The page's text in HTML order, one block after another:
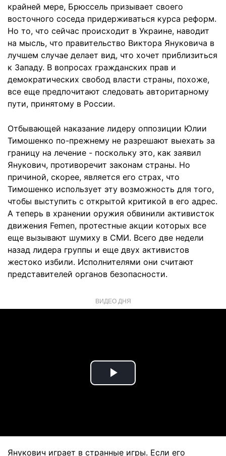
крайней мере, Брюссель призывает своего
восточного соседа придерживаться курса реформ.
Но то, что сейчас происходит в Украине, наводит
на мысль, что правительство Виктора Януковича в
лучшем случае делает вид, что хочет приблизиться
к Западу. В вопросах гражданских прав и
демократических свобод власти страны, похоже,
все еще предпочитают следовать авторитарному
пути, принятому в России.
Отбывающей наказание лидеру оппозиции Юлии
Тимошенко по-прежнему не разрешают выехать за
границу на лечение - поскольку это, как заявил
Янукович, противоречит законам страны. Но
причиной, скорее, является его страх, что
Тимошенко использует эту возможность для того,
чтобы выступить с открытой критикой в его адрес.
А теперь в хранении оружия обвинили активисток
движения Femen, протестные акции которых все
еще вызывают шумиху в СМИ. Всего две недели
назад лидера группы и еще двух активистов
жестоко избили. Исполнителями они считают
представителей органов безопасности.
ВИДЕО ДНЯ
Play
Янукович играет в странные игры. Если его